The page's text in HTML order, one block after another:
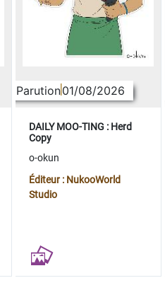
Parution01/08/2026
DAILY MOO-TING : Herd
Copy
o-okun
Éditeur : NukooWorld
Studio